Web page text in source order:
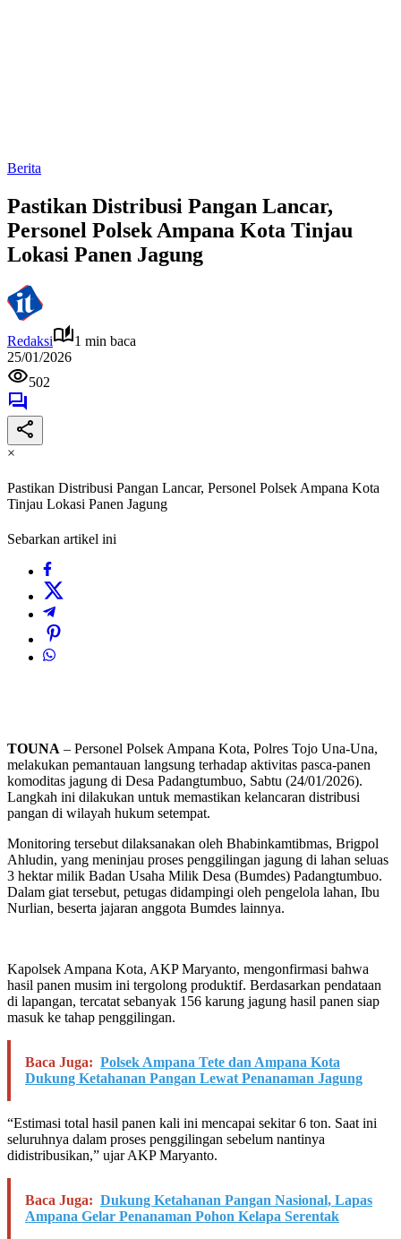
Berita
Pastikan Distribusi Pangan Lancar,
Personel Polsek Ampana Kota Tinjau
Lokasi Panen Jagung
Redaksi
1 min baca
25/01/2026
502
×
Pastikan Distribusi Pangan Lancar, Personel Polsek Ampana Kota
Tinjau Lokasi Panen Jagung
Sebarkan artikel ini
TOUNA – Personel Polsek Ampana Kota, Polres Tojo Una-Una,
melakukan pemantauan langsung terhadap aktivitas pasca-panen
komoditas jagung di Desa Padangtumbuo, Sabtu (24/01/2026).
Langkah ini dilakukan untuk memastikan kelancaran distribusi
pangan di wilayah hukum setempat.
Monitoring tersebut dilaksanakan oleh Bhabinkamtibmas, Brigpol
Ahludin, yang meninjau proses penggilingan jagung di lahan seluas
3 hektar milik Badan Usaha Milik Desa (Bumdes) Padangtumbuo.
Dalam giat tersebut, petugas didampingi oleh pengelola lahan, Ibu
Nurlian, beserta jajaran anggota Bumdes lainnya.
Kapolsek Ampana Kota, AKP Maryanto, mengonfirmasi bahwa
hasil panen musim ini tergolong produktif. Berdasarkan pendataan
di lapangan, tercatat sebanyak 156 karung jagung hasil panen siap
masuk ke tahap penggilingan.
Baca Juga: Polsek Ampana Tete dan Ampana Kota
Dukung Ketahanan Pangan Lewat Penanaman Jagung
“Estimasi total hasil panen kali ini mencapai sekitar 6 ton. Saat ini
seluruhnya dalam proses penggilingan sebelum nantinya
didistribusikan,” ujar AKP Maryanto.
Baca Juga: Dukung Ketahanan Pangan Nasional, Lapas
Ampana Gelar Penanaman Pohon Kelapa Serentak